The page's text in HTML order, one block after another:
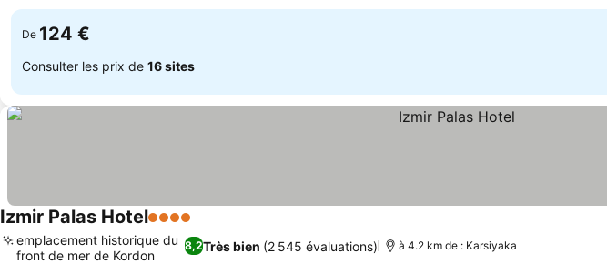
De 124 €
Consulter les prix de 16 sites
Izmir Palas Hotel4 Étoiles
8,2Très bien (2 545 évaluations)
emplacement historique du
front de mer de Kordon
à 4.2 km de : Karsiyaka